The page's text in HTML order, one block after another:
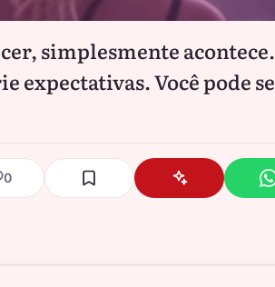
simplesmente acontece.
expectativas. Você pode se
0